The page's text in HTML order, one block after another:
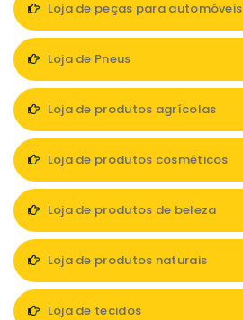
Loja de peças para automóveis
Loja de Pneus
Loja de produtos agrícolas
Loja de produtos cosméticos
Loja de produtos de beleza
Loja de produtos naturais
Loja de tecidos